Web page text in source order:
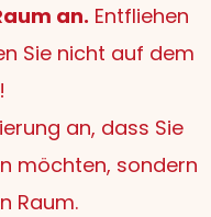
an. Entfliehen
Sie nicht auf dem
an, dass Sie
möchten, sondern
Raum.